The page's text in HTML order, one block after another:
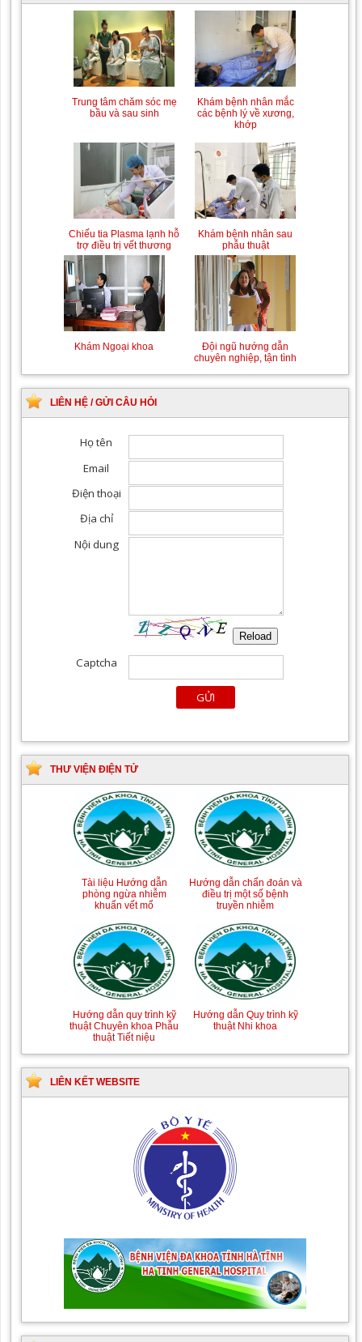
Trung tâm chăm sóc mẹ
bầu và sau sinh
Khám bệnh nhân mắc
các bệnh lý về xương,
khớp
Chiếu tia Plasma lạnh hỗ
trợ điều trị vết thương
Khám bệnh nhân sau
phẫu thuật
Khám Ngoại khoa
Đội ngũ hướng dẫn
chuyên nghiệp, tận tình
LIÊN HỆ / GỬI CÂU HỎI
THƯ VIỆN ĐIỆN TỬ
Tài liệu Hướng dẫn
phòng ngừa nhiễm
khuẩn vết mổ
Hướng dẫn chẩn đoán và
điều trị một số bệnh
truyền nhiễm
Hướng dẫn quy trình kỹ
thuật Chuyên khoa Phẫu
thuật Tiết niệu
Hướng dẫn Quy trình kỹ
thuật Nhi khoa
LIÊN KẾT WEBSITE